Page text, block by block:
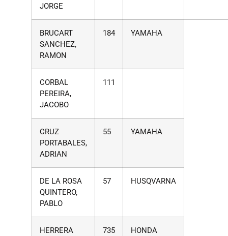
JORGE
BRUCART
SANCHEZ,
RAMON
184 YAMAHA
CORBAL
PEREIRA,
JACOBO
111
CRUZ
PORTABALES,
ADRIAN
55 YAMAHA
DE LA ROSA
QUINTERO,
PABLO
57 HUSQVARNA
HERRERA
735 HONDA